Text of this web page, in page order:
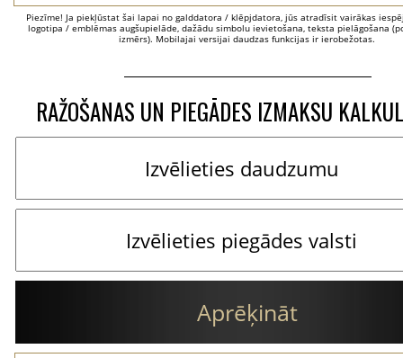
Piezīme! Ja piekļūstat šai lapai no galddatora / klēpjdatora, jūs atradīsit vairākas
logotipa / emblēmas augšupielāde, dažādu simbolu ievietošana, teksta pielāgošana
izmērs). Mobilajai versijai daudzas funkcijas ir ierobežotas.
RAŽOŠANAS UN PIEGĀDES IZMAKSU
Aprēķināt